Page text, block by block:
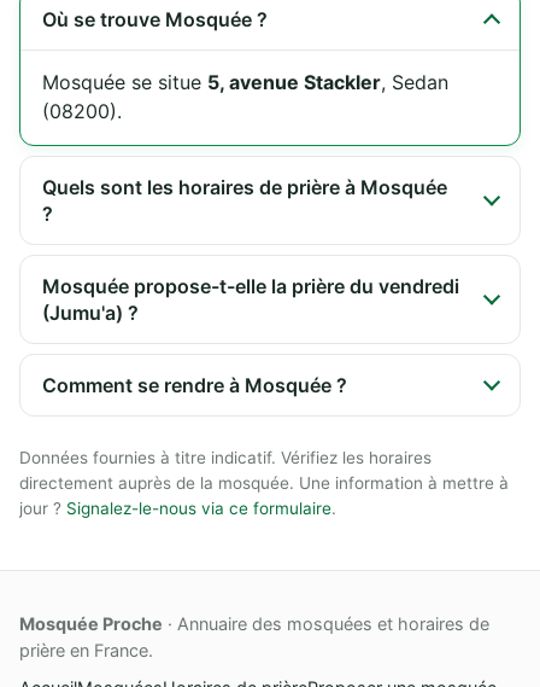
Où se trouve Mosquée ?
Mosquée se situe 5, avenue Stackler, Sedan
(08200).
Quels sont les horaires de prière à Mosquée
?
Mosquée propose-t-elle la prière du vendredi
(Jumu'a) ?
Comment se rendre à Mosquée ?
Données fournies à titre indicatif. Vérifiez les horaires
directement auprès de la mosquée. Une information à mettre à
jour ? Signalez-le-nous via ce formulaire.
Mosquée Proche · Annuaire des mosquées et horaires de
prière en France.